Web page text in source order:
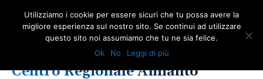
AMIANTO SICILIA: LE NEWS AMIANTO SICILIA
Centro Regionale Amianto
Utilizziamo i cookie per essere sicuri che tu possa avere la
migliore esperienza sul nostro sito. Se continui ad utilizzare
questo sito noi assumiamo che tu ne sia felice.
Ok
No Leggi di più